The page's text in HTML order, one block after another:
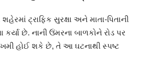
ટ્રાફિક સુરક્ષા અને માતા-પિતાની
કર્યા છે. નાની ઉંમરના બાળકોને રોડ પર
હોઈ શકે છે, તે આ ઘટનાથી સ્પષ્ટ